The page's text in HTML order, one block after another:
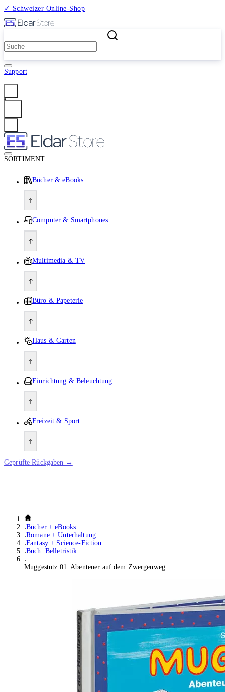
✓ Schweizer Online-Shop
Support
SORTIMENT
Bücher & eBooks
Computer & Smartphones
Multimedia & TV
Büro & Papeterie
Haus & Garten
Einrichtung & Beleuchtung
Freizeit & Sport
Geprüfte Rückgaben →
Bücher + eBooks
Romane + Unterhaltung
Fantasy + Science-Fiction
Buch: Belletristik
Muggestutz 01. Abenteuer auf dem Zwergenweg